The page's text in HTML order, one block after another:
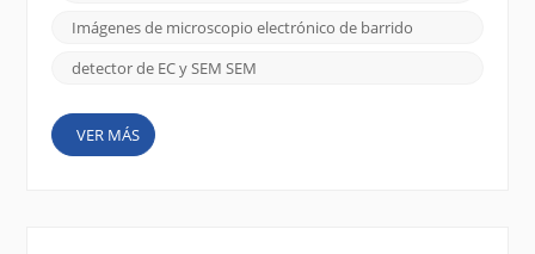
desglosaremos ...
Imágenes de microscopio electrónico de barrido
detector de EC y SEM SEM
VER MÁS